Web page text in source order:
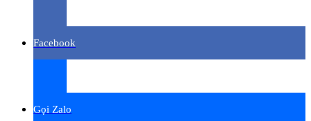
Facebook
Gọi Zalo